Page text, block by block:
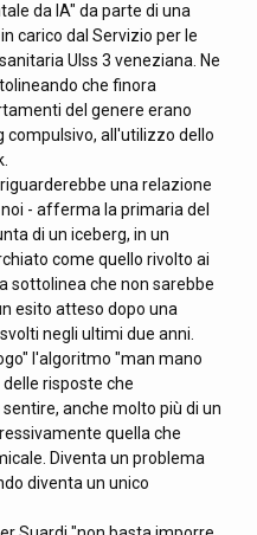
da IA" da parte di una
carico dal Servizio per le
Ulss 3 veneziana. Ne
che finora
del genere erano
compulsivo, all'utilizzo dello
una relazione
- afferma la primaria del
di un iceberg, in un
come quello rivolto ai
sottolinea che non sarebbe
esito atteso dopo una
negli ultimi due anni.
l'algoritmo "man mano
risposte che
anche molto più di un
quella che
Diventa un problema
diventa un unico